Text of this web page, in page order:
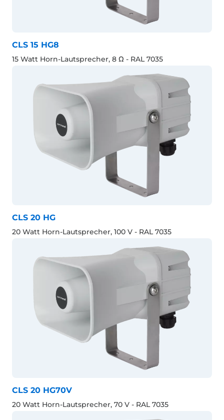
CLS 15 HG8
15 Watt Horn-Lautsprecher, 8 Ω - RAL 7035
CLS 20 HG
20 Watt Horn-Lautsprecher, 100 V - RAL 7035
CLS 20 HG70V
20 Watt Horn-Lautsprecher, 70 V - RAL 7035